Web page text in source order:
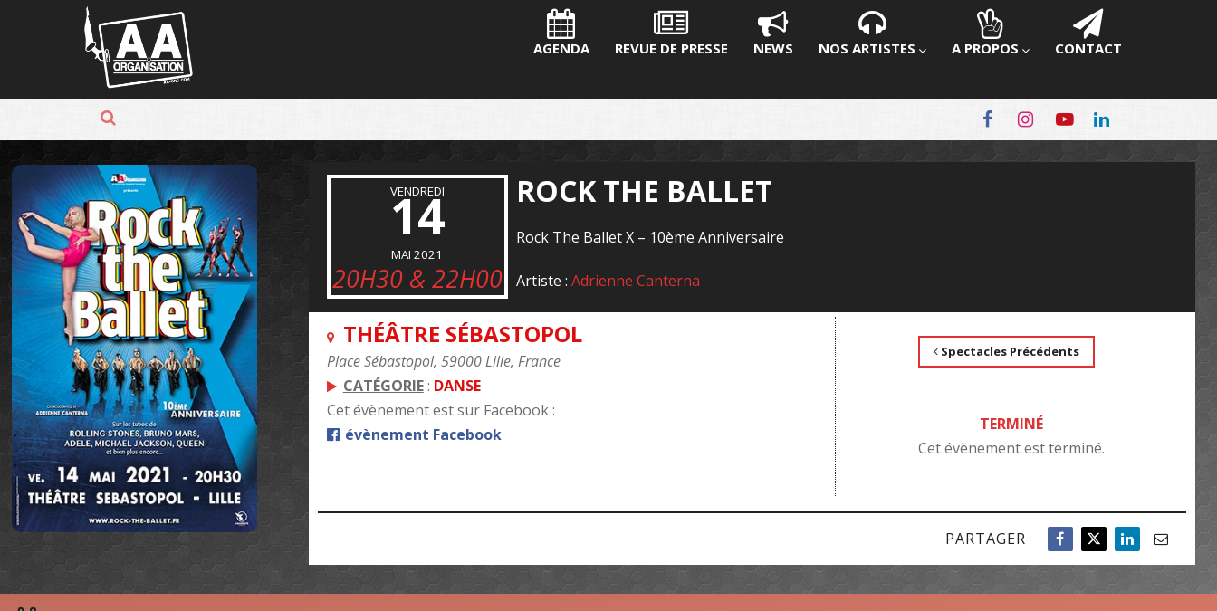
Panneau de gestion des cookies
AGENDA REVUE DE PRESSE NEWS NOS ARTISTES A PROPOS CONTACT
VENDREDI
14
MAI 2021
20H30 & 22H00
ROCK THE BALLET
Rock The Ballet X – 10ème Anniversaire
Artiste :Adrienne Canterna
THÉÂTRE SÉBASTOPOL
Place Sébastopol, 59000 Lille, France
CATÉGORIE: DANSE
Cet évènement est sur Facebook :
évènement Facebook
Spectacles Précédents
TERMINÉ
Cet évènement est terminé.
PARTAGER